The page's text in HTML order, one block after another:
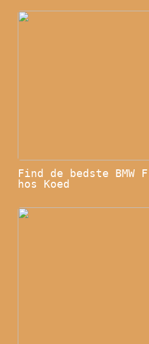
Find de bedste BMW
hos Koed